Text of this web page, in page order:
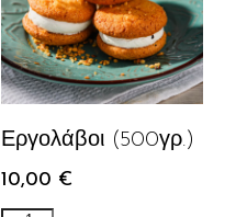
Εργολάβοι (500γρ.)
10,00 €